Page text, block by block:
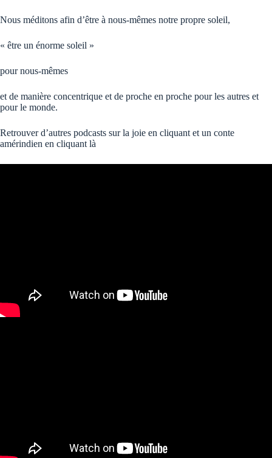
Nous méditons afin d’être à nous-mêmes notre propre soleil,
« être un énorme soleil »
pour nous-mêmes
et de manière concentrique et de proche en proche pour les autres et
pour le monde.
Retrouver d’autres podcasts sur la joie en cliquant et un conte
amérindien en cliquant là